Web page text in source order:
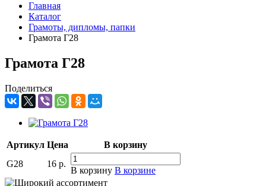
Главная
Каталог
Грамоты, дипломы, папки
Грамота Г28
Грамота Г28
Поделиться
Артикул Цена
В корзину
G28
16 р.
В корзину В корзине